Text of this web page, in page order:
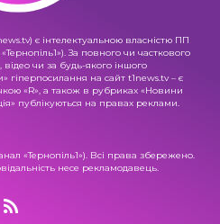
є інтелектуальною власністю ПП
За повного чи часткового
чи за будь-якого іншого
гіперпосилання на сайт t1news.tv – є
«R», а також в рубриках «Новини
публікуються на правах реклами.
«Тернопіль1»). Всі права збережено.
несе рекламодавець.